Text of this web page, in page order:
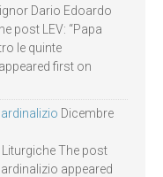
Dario Edoardo
post LEV: “Papa
le quinte
first on
Dicembre
Liturgiche The post
appeared